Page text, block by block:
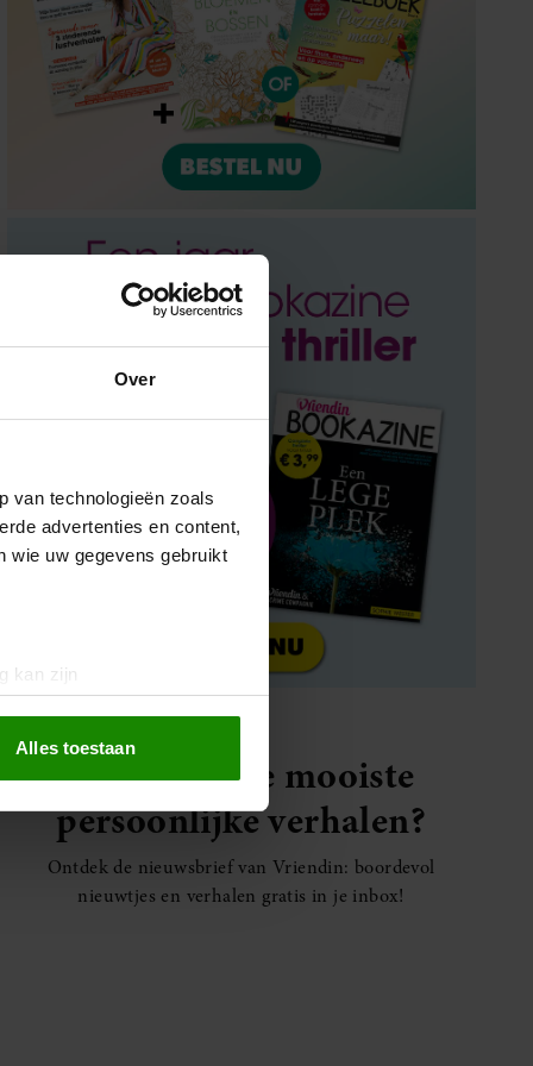
Over
van technologieën zoals
advertenties en content,
wie uw gegevens gebruikt
kan zijn
te bieden en om ons
partners voor social
die u aan ze heeft
met onze cookies als u
Alles toestaan
Elke week de mooiste
persoonlijke verhalen?
Ontdek de nieuwsbrief van Vriendin: boordevol
nieuwtjes en verhalen gratis in je inbox!